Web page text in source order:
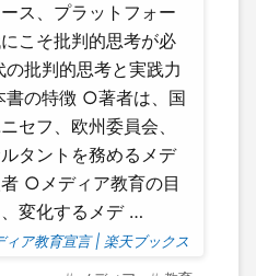
ス、プラットフォー
こそ批判的思考が必
批判的思考と実践力
書の特徴 ○著者は、国
セフ、欧州委員会、
タントを務めるメデ
○メディア教育の目
変化するメデ …
ア教育宣言 | 楽天ブックス